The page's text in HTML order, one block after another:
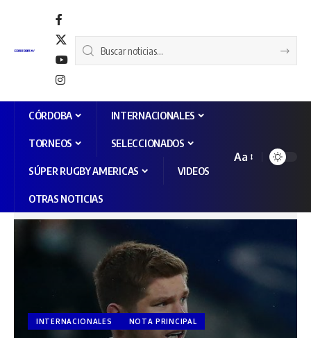
CÓRDOBA INTERNACIONALES
TORNEOS SELECCIONADOS
SÚPER RUGBY AMERICAS VIDEOS
OTRAS NOTICIAS
Aa
INTERNACIONALES NOTA PRINCIPAL